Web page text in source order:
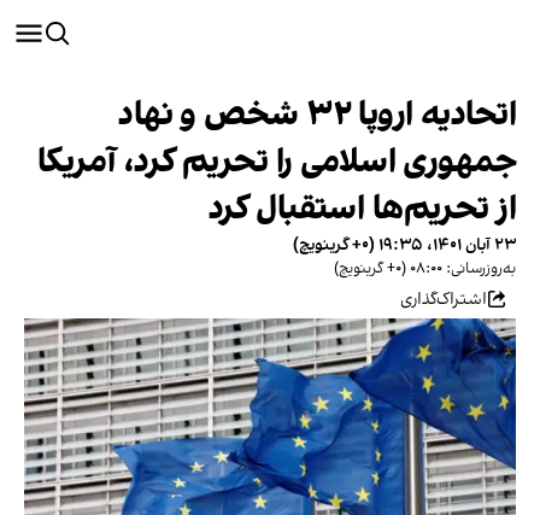
اتحادیه اروپا ۳۲ شخص و نهاد
جمهوری اسلامی را تحریم کرد، آمریکا
از تحریم‌ها استقبال کرد
۲۳ آبان ۱۴۰۱، ۱۹:۳۵ (‎+۰ گرینویچ)
به‌روزرسانی: ۰۸:۰۰ (‎+۰ گرینویچ)
اشتراک‌گذاری